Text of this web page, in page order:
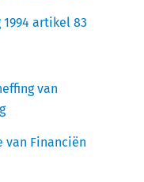
artikel 83
van
van Financiën